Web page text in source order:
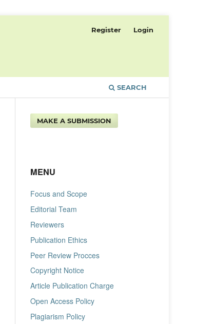
SEARCH
Register Login
MAKE A SUBMISSION
MENU
Focus and Scope
Editorial Team
Reviewers
Publication Ethics
Peer Review Procces
Copyright Notice
Article Publication Charge
Open Access Policy
Plagiarism Policy